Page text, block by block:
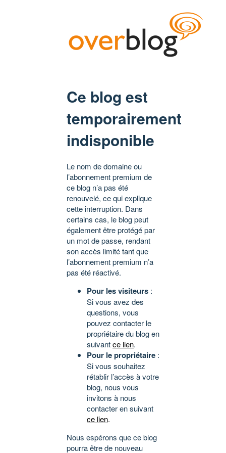
Ce blog est
temporairement
indisponible
Le nom de domaine ou
l’abonnement premium de
ce blog n’a pas été
renouvelé, ce qui explique
cette interruption. Dans
certains cas, le blog peut
également être protégé par
un mot de passe, rendant
son accès limité tant que
l’abonnement premium n’a
pas été réactivé.
Pour les visiteurs :
Si vous avez des
questions, vous
pouvez contacter le
propriétaire du blog en
suivantce lien.
Pour le propriétaire :
Si vous souhaitez
rétablir l’accès à votre
blog, nous vous
invitons à nous
contacter en suivant
ce lien.
Nous espérons que ce blog
pourra être de nouveau